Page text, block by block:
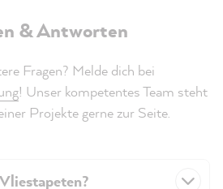
& Antworten
Fragen? Melde dich bei
! Unser kompetentes Team steht
Projekte gerne zur Seite.